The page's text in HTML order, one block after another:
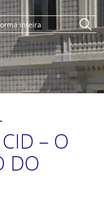
– O
DO